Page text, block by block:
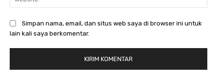
Simpan nama, email, dan situs web saya di browser ini untuk
lain kali saya berkomentar.